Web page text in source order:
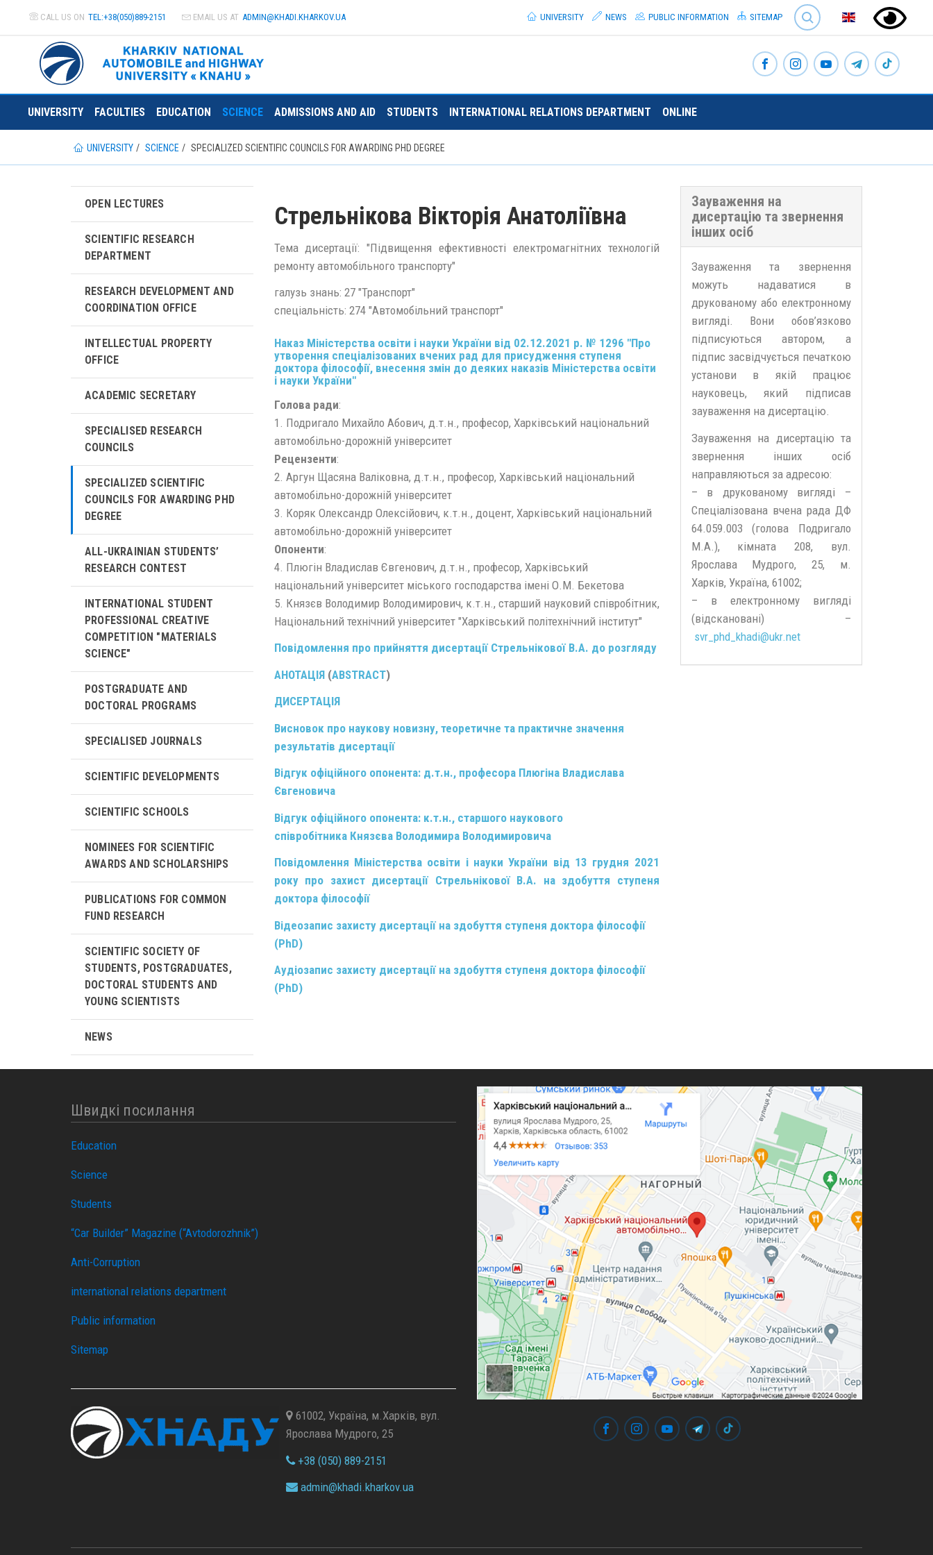
CALL US ON TEL:+38(050)889-2151 EMAIL US AT ADMIN@KHADI.KHARKOV.UA
SEARCH
UNIVERSITY
NEWS PUBLIC INFORMATION SITEMAP
UNIVERSITY FACULTIES EDUCATION SCIENCE ADMISSIONS AND AID STUDENTS INTERNATIONAL RELATIONS DEPARTMENT ONLINE
UNIVERSITY SCIENCE SPECIALIZED SCIENTIFIC COUNCILS FOR AWARDING PHD DEGREE
Стрельнікова Вікторія Анатоліївна
Тема дисертації: "Підвищення ефективності електромагнітних технологій
ремонту автомобільного транспорту"
галузь знань: 27 "Транспорт"
спеціальність: 274 "Автомобільний транспорт"
Наказ Міністерства освіти і науки України від 02.12.2021 р. № 1296 "Про
утворення спеціалізованих вчених рад для присудження ступеня
доктора філософії, внесення змін до деяких наказів Міністерства освіти
і науки України"
Голова ради:
1. Подригало Михайло Абович, д.т.н., професор, Харківський національний
автомобільно-дорожній університет
Рецензенти:
2. Аргун Щасяна Валіковна, д.т.н., професор, Харківський національний
автомобільно-дорожній університет
3. Коряк Олександр Олексійович, к.т.н., доцент, Харківський національний
автомобільно-дорожній університет
Опоненти:
4. Плюгін Владислав Євгенович, д.т.н., професор, Харківський
національний університет міського господарства імені О.М. Бекетова
5. Князєв Володимир Володимирович, к.т.н., старший науковий співробітник,
Національний технічний університет "Харківський політехнічний інститут"
Повідомлення про прийняття дисертації Стрельнікової В.А. до розгляду
АНОТАЦІЯ (ABSTRACT)
ДИСЕРТАЦІЯ
Висновок про наукову новизну, теоретичне та практичне значення
результатів дисертації
Відгук офіційного опонента: д.т.н., професора Плюгіна Владислава
Євгеновича
Відгук офіційного опонента: к.т.н., старшого наукового
співробітника Князєва Володимира Володимировича
Повідомлення Міністерства освіти і науки України від 13 грудня 2021
року про захист дисертації Стрельнікової В.А. на здобуття ступеня
доктора філософії
Відеозапис захисту дисертації на здобуття ступеня доктора філософії
(PhD)
Аудіозапис захисту дисертації на здобуття ступеня доктора філософії
(PhD)
Зауваження на
дисертацію та звернення
інших осіб
Зауваження та звернення
можуть надаватися в
друкованому або електронному
вигляді. Вони обов’язково
підписуються автором, а
підпис засвідчується печаткою
установи в якій працює
науковець, який підписав
зауваження на дисертацію.
Зауваження на дисертацію та
звернення інших осіб
направляються за адресою:
– в друкованому вигляді –
Спеціалізована вчена рада ДФ
64.059.003 (голова Подригало
М.А.), кімната 208, вул.
Ярослава Мудрого, 25, м.
Харків, Україна, 61002;
– в електронному вигляді
(відскановані) –
svr_phd_khadi@ukr.net
OPEN LECTURES
SCIENTIFIC RESEARCH
DEPARTMENT
RESEARCH DEVELOPMENT AND
COORDINATION OFFICE
INTELLECTUAL PROPERTY
OFFICE
ACADEMIC SECRETARY
SPECIALISED RESEARCH
COUNCILS
SPECIALIZED SCIENTIFIC
COUNCILS FOR AWARDING PHD
DEGREE
ALL-UKRAINIAN STUDENTS’
RESEARCH CONTEST
INTERNATIONAL STUDENT
PROFESSIONAL CREATIVE
COMPETITION "MATERIALS
SCIENCE"
POSTGRADUATE AND
DOCTORAL PROGRAMS
SPECIALISED JOURNALS
SCIENTIFIC DEVELOPMENTS
SCIENTIFIC SCHOOLS
NOMINEES FOR SCIENTIFIC
AWARDS AND SCHOLARSHIPS
PUBLICATIONS FOR COMMON
FUND RESEARCH
SCIENTIFIC SOCIETY OF
STUDENTS, POSTGRADUATES,
DOCTORAL STUDENTS AND
YOUNG SCIENTISTS
NEWS
Швидкі посилання
Education
Science
Students
“Car Builder” Magazine (“Avtodorozhnik”)
Anti-Corruption
international relations department
Public information
Sitemap
61002, Україна, м.Харків, вул.
Ярослава Мудрого, 25
+38 (050) 889-2151
admin@khadi.kharkov.ua